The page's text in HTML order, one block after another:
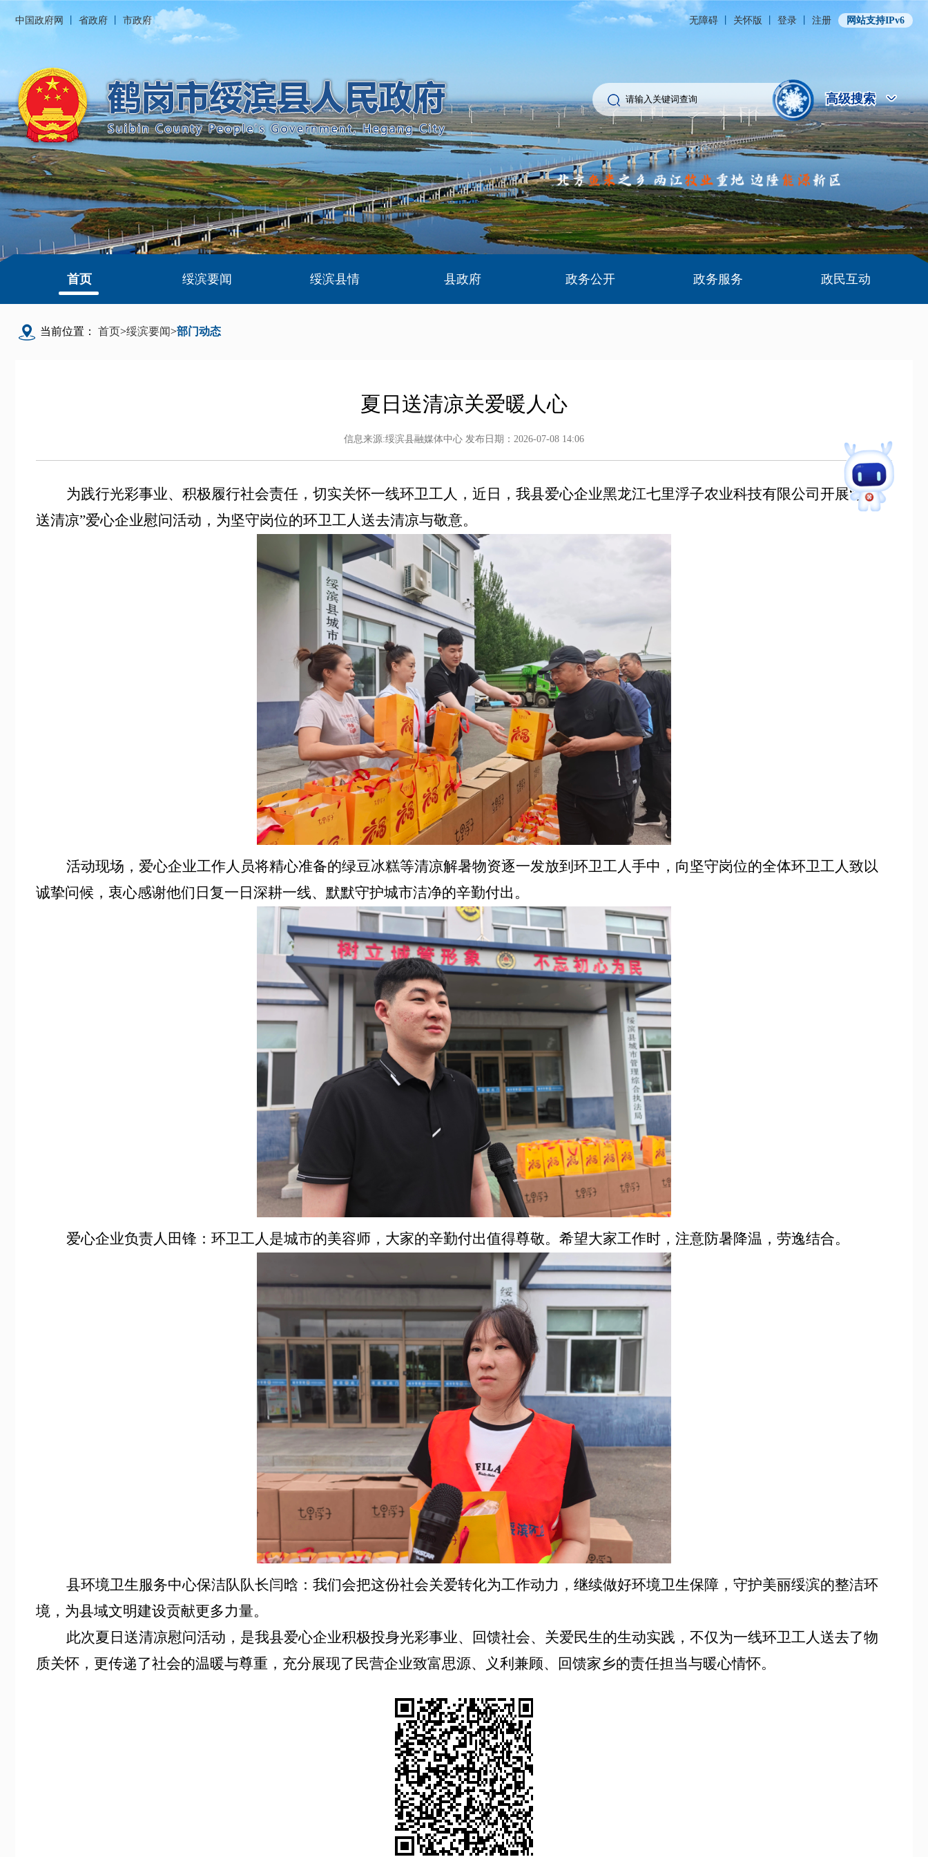
中国政府网 省政府 市政府 无障碍 关怀版 登录 注册 网站支持IPv6
高级搜索
高级搜索
首页 绥滨要闻 绥滨县情 县政府 政务公开 政务服务 政民互动
当前位置： 首页>绥滨要闻>部门动态
夏日送清凉关爱暖人心
信息来源:绥滨县融媒体中心 发布日期：2026-07-08 14:06
为践行光彩事业、积极履行社会责任，切实关怀一线环卫工人，近日，我县爱心企业黑龙江七里浮子农业科技有限公司开展“夏日
送清凉”爱心企业慰问活动，为坚守岗位的环卫工人送去清凉与敬意。
活动现场，爱心企业工作人员将精心准备的绿豆冰糕等清凉解暑物资逐一发放到环卫工人手中，向坚守岗位的全体环卫工人致以
诚挚问候，衷心感谢他们日复一日深耕一线、默默守护城市洁净的辛勤付出。
爱心企业负责人田锋：环卫工人是城市的美容师，大家的辛勤付出值得尊敬。希望大家工作时，注意防暑降温，劳逸结合。
县环境卫生服务中心保洁队队长闫晗：我们会把这份社会关爱转化为工作动力，继续做好环境卫生保障，守护美丽绥滨的整洁环
境，为县域文明建设贡献更多力量。
此次夏日送清凉慰问活动，是我县爱心企业积极投身光彩事业、回馈社会、关爱民生的生动实践，不仅为一线环卫工人送去了物
质关怀，更传递了社会的温暖与尊重，充分展现了民营企业致富思源、义利兼顾、回馈家乡的责任担当与暖心情怀。